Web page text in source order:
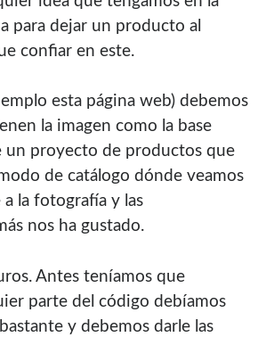
para dejar un producto al
confiar en este.
esta página web) debemos
la imagen como la base
un proyecto de productos que
de catálogo dónde veamos
la fotografía y las
nos ha gustado.
Antes teníamos que
parte del código debíamos
y debemos darle las